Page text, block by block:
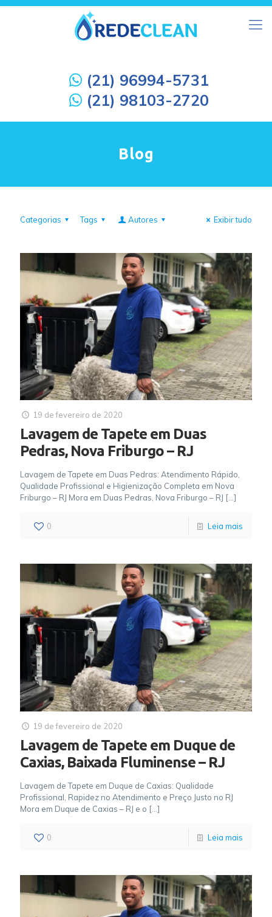
(21) 96994-5731
(21) 98103-2720
Blog
Categorias Tags Autores Exibir tudo
19 de fevereiro de 2020
Lavagem de Tapete em Duas
Pedras, Nova Friburgo – RJ
Lavagem de Tapete em Duas Pedras: Atendimento Rápido,
Qualidade Profissional e Higienização Completa em Nova
Friburgo – RJ Mora em Duas Pedras, Nova Friburgo – RJ […]
0 Leia mais
19 de fevereiro de 2020
Lavagem de Tapete em Duque de
Caxias, Baixada Fluminense – RJ
Lavagem de Tapete em Duque de Caxias: Qualidade
Profissional, Rapidez no Atendimento e Preço Justo no RJ
Mora em Duque de Caxias – RJ e o […]
0 Leia mais